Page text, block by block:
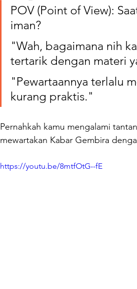
POV (Point of View):
iman?
"Wah, bagaimana nih
tertarik dengan materi
"Pewartaannya terlalu
kurang praktis."
Pernahkah kamu mengalami
mewartakan Kabar Gembira
https://youtu.be/8mtfOtG--fE